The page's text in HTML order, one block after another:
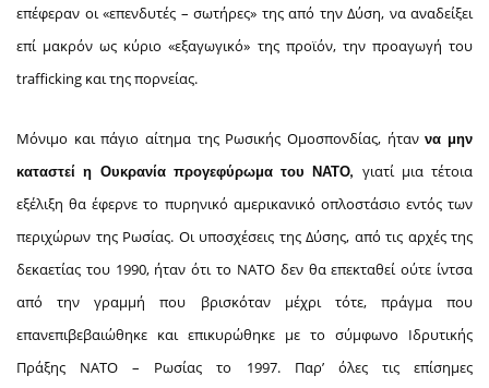
επέφεραν οι «επενδυτές – σωτήρες» της από την Δύση, να αναδείξει
επί μακρόν ως κύριο «εξαγωγικό» της προϊόν, την προαγωγή του
trafficking και της πορνείας.
Μόνιμο και πάγιο αίτημα της Ρωσικής Ομοσπονδίας, ήταννα μην
καταστεί η Ουκρανία προγεφύρωμα του ΝΑΤΟ, γιατί μια τέτοια
εξέλιξη θα έφερνε το πυρηνικό αμερικανικό οπλοστάσιο εντός των
περιχώρων της Ρωσίας. Οι υποσχέσεις της Δύσης, από τις αρχές της
δεκαετίας του 1990, ήταν ότι το ΝΑΤΟ δεν θα επεκταθεί ούτε ίντσα
από την γραμμή που βρισκόταν μέχρι τότε, πράγμα που
επανεπιβεβαιώθηκε και επικυρώθηκε με το σύμφωνο Ιδρυτικής
Πράξης ΝΑΤΟ – Ρωσίας το 1997. Παρ’ όλες τις επίσημες